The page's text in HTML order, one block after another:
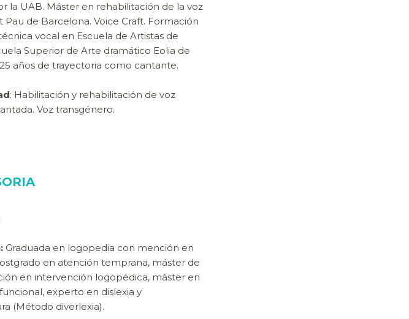
la UAB. Máster en rehabilitación de la voz
Pau de Barcelona. Voice Craft. Formación
vocal en Escuela de Artistas de
Superior de Arte dramático Eolia de
años de trayectoria como cantante.
: Habilitación y rehabilitación de voz
Voz transgénero.
Graduada en logopedia con mención en
en atención temprana, máster de
en intervención logopédica, máster en
experto en dislexia y
(Método diverlexia).